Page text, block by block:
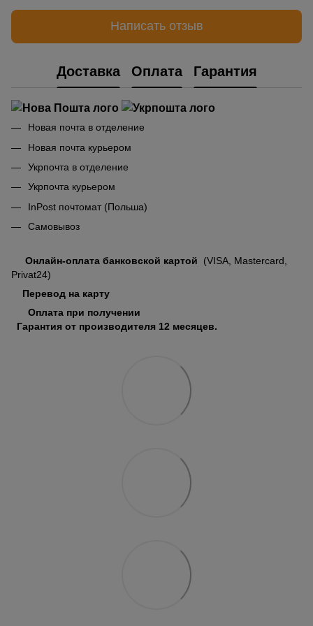
Написать отзыв
Доставка Оплата Гарантия
Новая почта в отделение
Новая почта курьером
Укрпочта в отделение
Укрпочта курьером
InPost почтомат (Польша)
Самовывоз
Онлайн-оплата банковской картой
(VISA, Mastercard,
Privat24)
Перевод на карту
Оплата при получении
Гарантия от производителя 12 месяцев.